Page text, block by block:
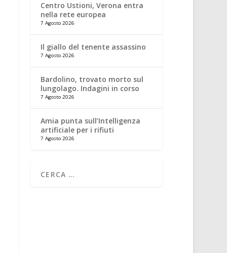
Centro Ustioni, Verona entra
nella rete europea
7 Agosto 2026
Il giallo del tenente assassino
7 Agosto 2026
Bardolino, trovato morto sul
lungolago. Indagini in corso
7 Agosto 2026
Amia punta sull’Intelligenza
artificiale per i rifiuti
7 Agosto 2026